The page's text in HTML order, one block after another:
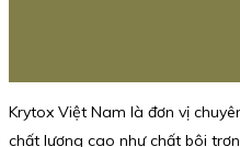
Krytox Việt Nam là đơn vị
chất lượng cao như chất bôi